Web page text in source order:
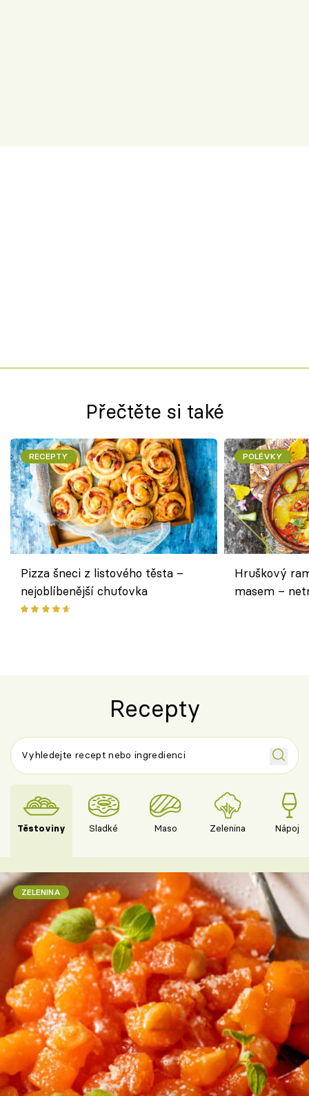
Přečtěte si také
RECEPTY
Pizza šneci z listového těsta –
nejoblíbenější chuťovka
POLÉVKY
Hruškový
masem –
Recepty
Těstoviny Sladké Maso Zelenina Nápoje
ZELENINA